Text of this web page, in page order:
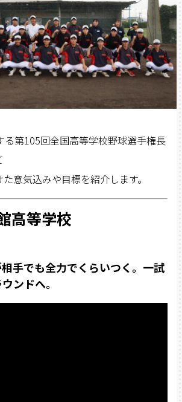
る第105回全国高等学校野球選手権長
意気込みや目標を紹介します。
高等学校
手でも全力でくらいつく。一試
ンドへ。